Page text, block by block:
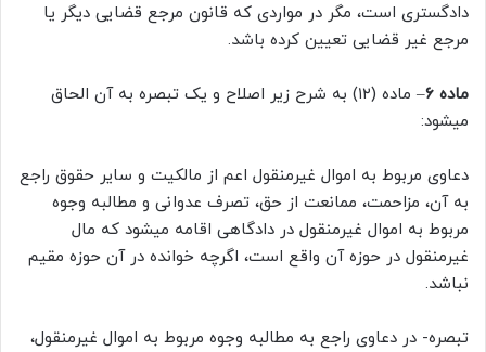
دادگستری است، مگر در مواردی که قانون مرجع قضایی دیگر یا
مرجع غیر قضایی تعیین کرده باشد.
ماده ۶
– ماده (۱۲) به شرح زیر اصلاح و یک تبصره به آن الحاق
میشود:
دعاوی مربوط به اموال غیرمنقول اعم از مالکیت و سایر حقوق راجع
به آن، مزاحمت، ممانعت از حق، تصرف عدوانی و مطالبه وجوه
مربوط به اموال غیرمنقول در دادگاهی اقامه میشود که مال
غیرمنقول در حوزه آن واقع است، اگرچه خوانده در آن حوزه مقیم
نباشد.
تبصره- در دعاوی راجع به مطالبه وجوه مربوط به اموال غیرمنقول،